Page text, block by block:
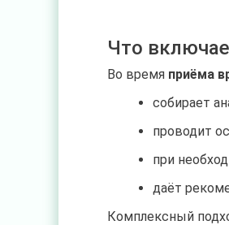
Что
Во время приёма
собирает
проводит
при
даёт
Комплексный